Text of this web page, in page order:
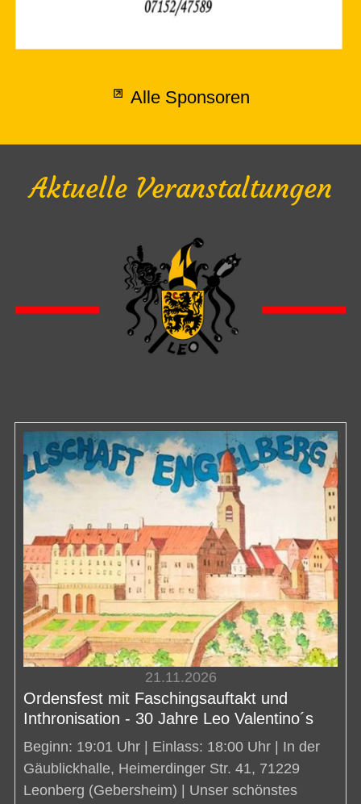
Alle Sponsoren
Aktuelle Veranstaltungen
21.11.2026
Ordensfest mit Faschingsauftakt und
Inthronisation - 30 Jahre Leo Valentino´s
Beginn: 19:01 Uhr | Einlass: 18:00 Uhr | In der
Gäublickhalle, Heimerdinger Str. 41, 71229
Leonberg (Gebersheim) | Unser schönstes